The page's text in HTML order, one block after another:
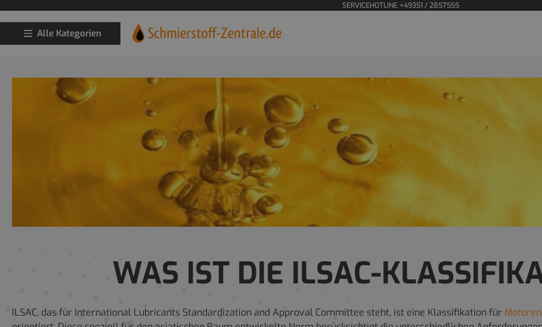
SERVICEHOTLINE +49351 / 2857555
Alle Kategorien
WAS IST DIE ILSAC-
ILSAC, das für International Lubricants Standardization and Approval Committee steht, ist eine Klassifikation für